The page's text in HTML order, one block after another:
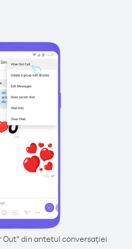
Out” din antetul conversației